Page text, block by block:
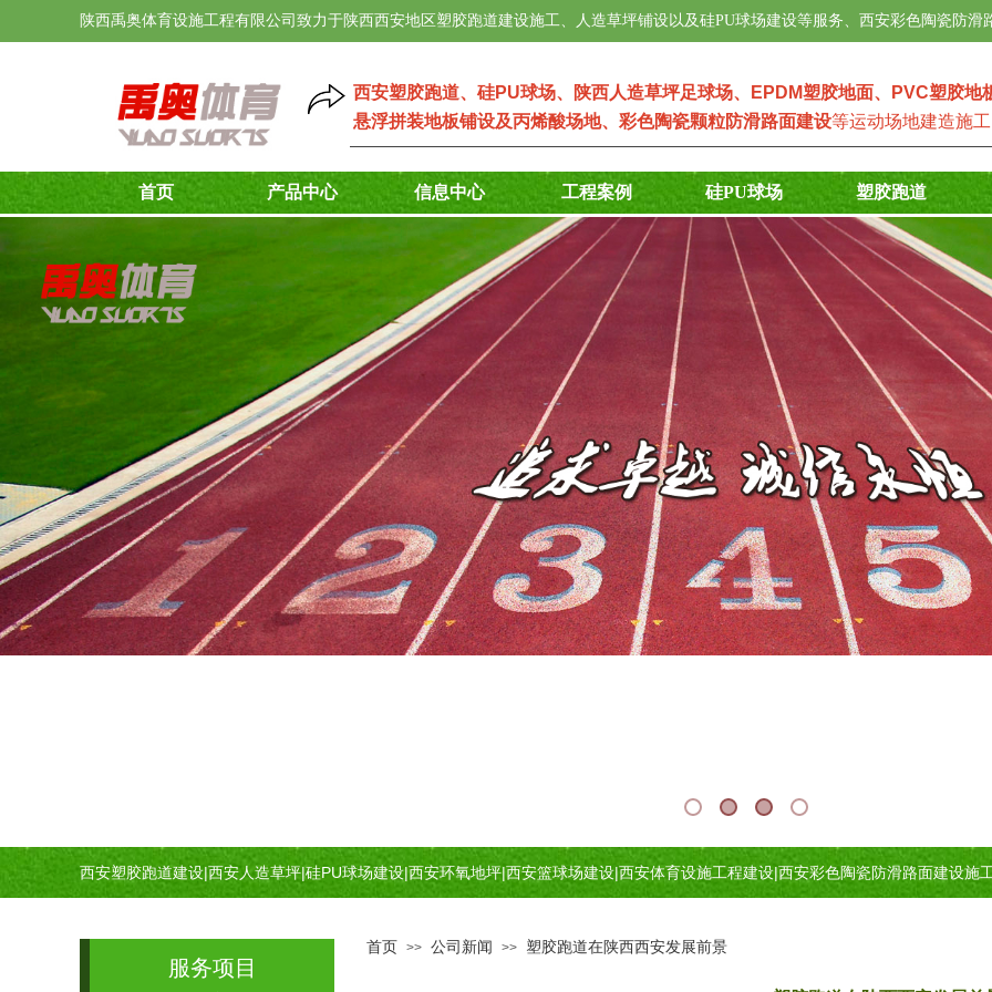
西安塑胶跑道、 硅PU球场、 陕西人造草坪足球场、 EPDM塑胶地面、
PVC塑胶地
悬浮拼装地板铺设及丙烯酸场地、 彩色陶瓷颗粒防滑路面建设等运动场地建造施工
陕西禹奥体育设施工程有限公司致力于陕西西安地区塑胶跑道建设施工、人造草坪铺设以及硅PU球场建设等服务、西安彩色陶瓷防滑
首页 产品中心 信息中心 工程案例 硅PU球场 塑胶跑道
西安塑胶跑道建设|西安人造草坪|硅PU球场建设|西安环氧地坪|西安篮球场建设|西安体育设施工程建设|西安彩色陶瓷防滑路面建设施
服务项目
首页 >> 公司新闻 >> 塑胶跑道在陕西西安发展前景